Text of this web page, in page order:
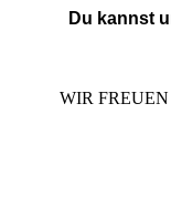
Du kannst
WIR